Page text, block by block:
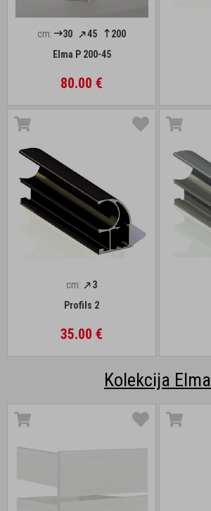
cm: 30 45
200
Elma P 200-45
80.00 €
cm:
3
Profils 2
35.00 €
Kolekcija Elma